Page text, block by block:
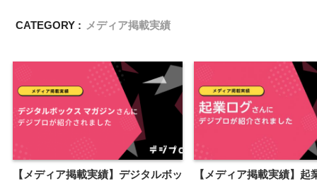
CATEGORY : メディア掲載実績
【メディア掲載実績】デジタルボッ
【メディア掲載実績】起